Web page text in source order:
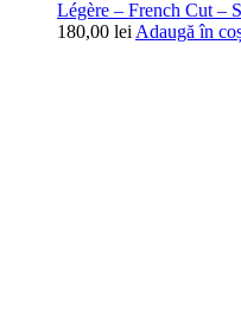
Légère – French Cut –
180,00 lei Adaugă în